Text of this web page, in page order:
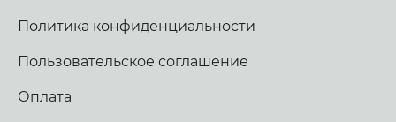
Политика конфиденциальности
Пользовательское соглашение
Оплата